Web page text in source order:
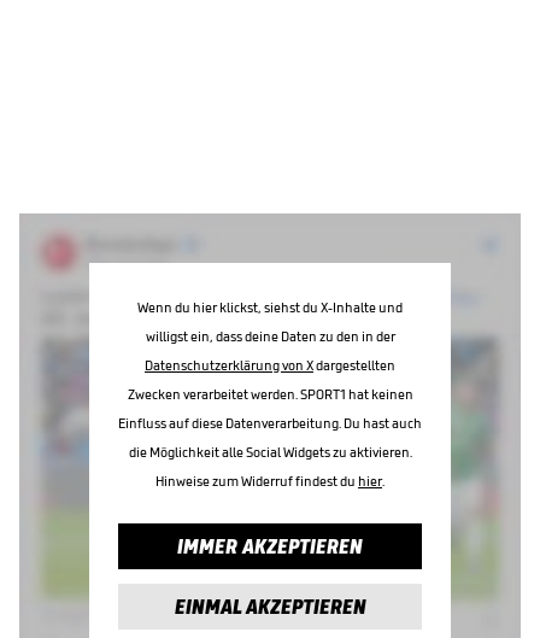
Wenn du hier klickst, siehst du X-Inhalte und
willigst ein, dass deine Daten zu den in der
Datenschutzerklärung von Xdargestellten
Zwecken verarbeitet werden. SPORT1 hat keinen
Einfluss auf diese Datenverarbeitung. Du hast auch
die Möglichkeit alle Social Widgets zu aktivieren.
Hinweise zum Widerruf findest du hier.
IMMER AKZEPTIEREN
EINMAL AKZEPTIEREN